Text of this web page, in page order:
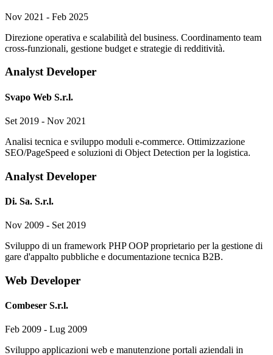
Nov 2021 - Feb 2025
Direzione operativa e scalabilità del business. Coordinamento team
cross-funzionali, gestione budget e strategie di redditività.
Analyst Developer
Svapo Web S.r.l.
Set 2019 - Nov 2021
Analisi tecnica e sviluppo moduli e-commerce. Ottimizzazione
SEO/PageSpeed e soluzioni di Object Detection per la logistica.
Analyst Developer
Di. Sa. S.r.l.
Nov 2009 - Set 2019
Sviluppo di un framework PHP OOP proprietario per la gestione di
gare d'appalto pubbliche e documentazione tecnica B2B.
Web Developer
Combeser S.r.l.
Feb 2009 - Lug 2009
Sviluppo applicazioni web e manutenzione portali aziendali in